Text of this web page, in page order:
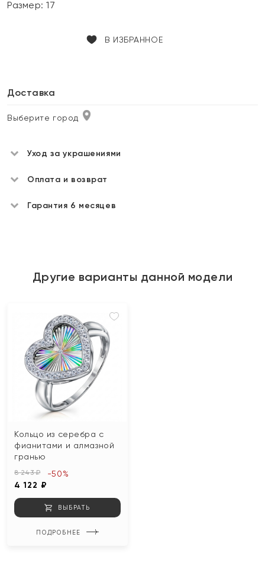
Размер:17
В ИЗБРАННОЕ
Доставка
Выберите город
Уход за украшениями
Оплата и возврат
Гарантия 6 месяцев
Другие варианты данной модели
Кольцо из серебра с
фианитами и алмазной
гранью
8 243 ₽
4 122 ₽
-50%
ВЫБРАТЬ
ПОДРОБНЕЕ